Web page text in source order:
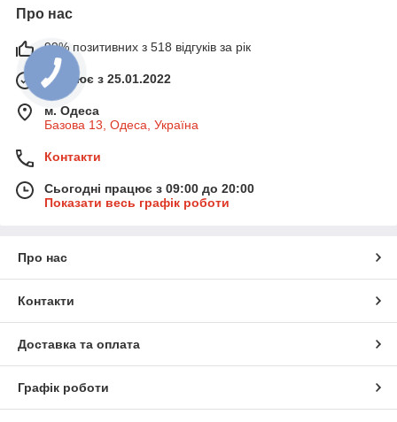
Про нас
99% позитивних з 518 відгуків за рік
Працює з 25.01.2022
м. Одеса
Базова 13, Одеса, Україна
Контакти
Сьогодні працює з 09:00 до 20:00
Показати весь графік роботи
Про нас
Контакти
Доставка та оплата
Графік роботи